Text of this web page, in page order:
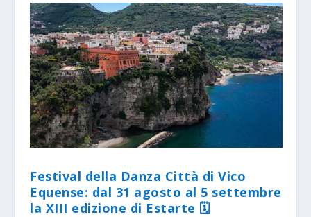
Festival della Danza Città di Vico
Equense: dal 31 agosto al 5 settembre
la XIII edizione di Estarte 🗓